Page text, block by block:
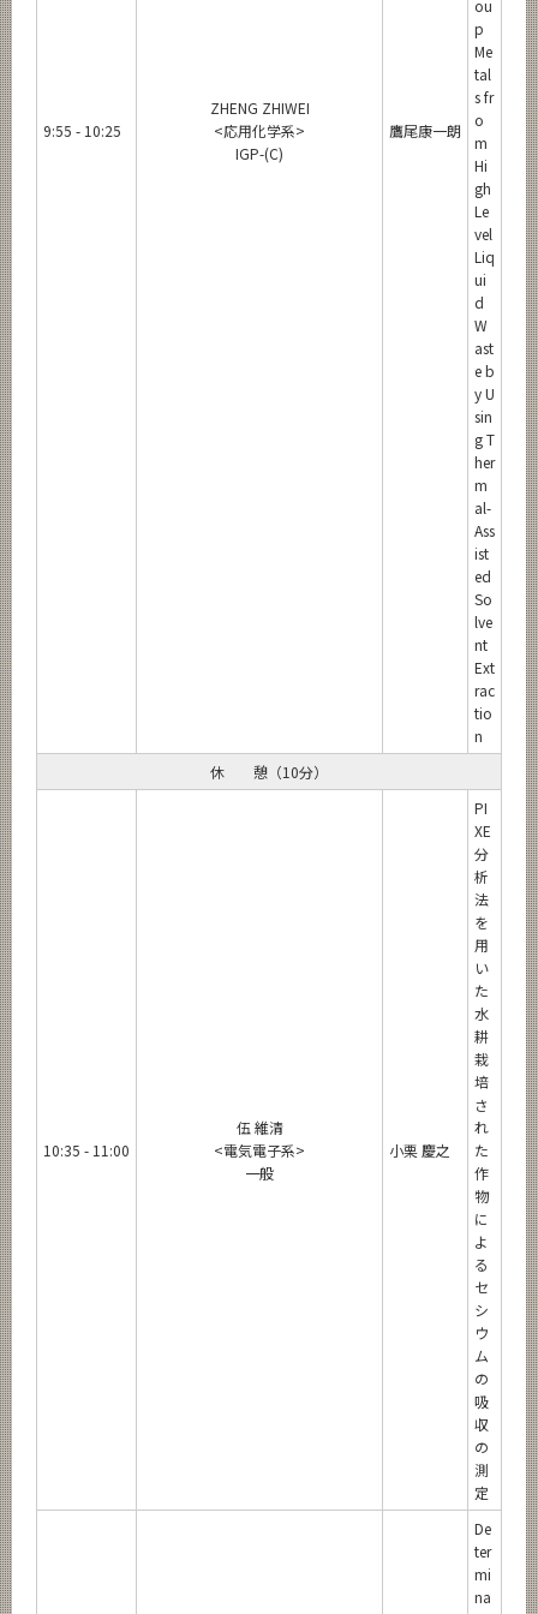
9:55 - 10:25
ZHENG ZHIWEI
<応用化学系>
IGP-(C)
鷹尾康一朗
ou
p
Me
tal
s fr
o
m
Hi
gh
Le
vel
Liq
ui
d
W
ast
e b
y U
sin
g T
her
m
al-
Ass
ist
ed
So
lve
nt
Ext
rac
tio
n
休 憩（10分）
10:35 - 11:00
伍 維清
<電気電子系>
一般
小栗 慶之
PI
XE
分
析
法
を
用
い
た
水
耕
栽
培
さ
れ
た
作
物
に
よ
る
セ
シ
ウ
ム
の
吸
収
の
測
定
De
ter
mi
na